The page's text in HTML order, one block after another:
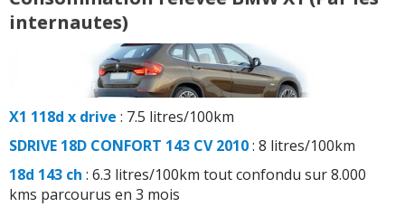
internautes)
X1 118d x drive : 7.5 litres/100km
SDRIVE 18D CONFORT 143 CV 2010: 8 litres/100km
18d 143 ch : 6.3 litres/100km tout confondu sur 8.000
kms parcourus en 3 mois